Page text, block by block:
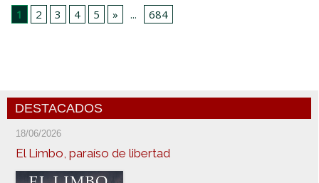
1
2 3 4 5 » ... 684
DESTACADOS
18/06/2026
El Limbo, paraíso de libertad